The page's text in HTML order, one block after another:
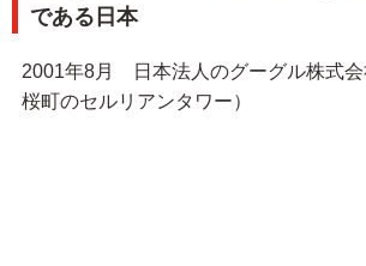
である日本
2001年8月 日本法人のグーグル株式会
桜町のセルリアンタワー）